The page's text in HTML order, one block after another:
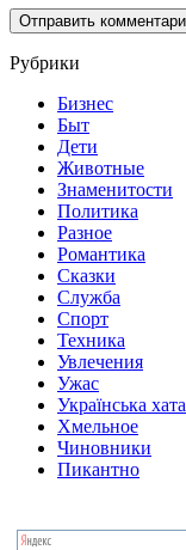
Рубрики
Бизнес
Быт
Дети
Животные
Знаменитости
Политика
Разное
Романтика
Сказки
Служба
Спорт
Техника
Увлечения
Ужас
Українська хата
Хмельное
Чиновники
Пикантно